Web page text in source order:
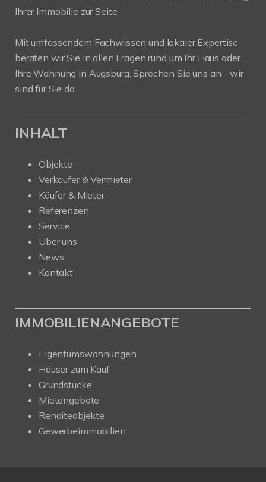
Ihrer Immobilie zur Seite.
Mit umfassendem Fachwissen und lokaler Expertise
beraten wir Sie in allen Fragen rund um Ihr Haus oder
Ihre Wohnung in Augsburg. Sprechen Sie uns an - wir
sind für Sie da.
INHALT
Objekte
Verkäufer & Vermieter
Käufer & Mieter
Referenzen
Service
Über uns
News
Kontakt
IMMOBILIENANGEBOTE
Eigentumswohnungen
Häuser zum Kauf
Grundstücke
Mietangebote
Renditeobjekte
Gewerbeimmobilien